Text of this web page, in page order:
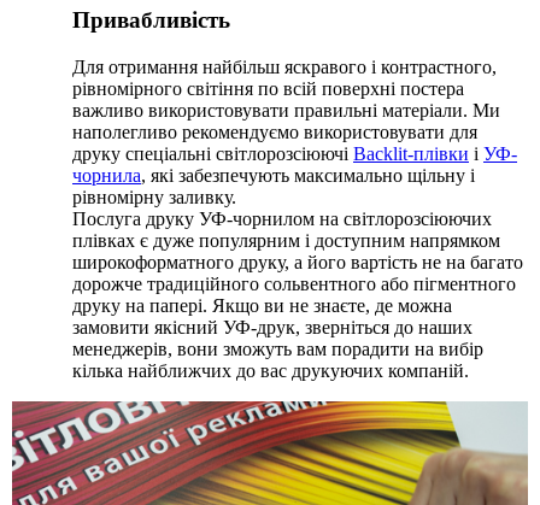
Привабливість
Для отримання найбільш яскравого і контрастного,
рівномірного світіння по всій поверхні постера
важливо використовувати правильні матеріали. Ми
наполегливо рекомендуємо використовувати для
друку спеціальні світлорозсіюючі Backlit-плівки і УФ-
чорнила, які забезпечують максимально щільну і
рівномірну заливку.
Послуга друку УФ-чорнилом на світлорозсіюючих
плівках є дуже популярним і доступним напрямком
широкоформатного друку, а його вартість не на багато
дорожче традиційного сольвентного або пігментного
друку на папері. Якщо ви не знаєте, де можна
замовити якісний УФ-друк, зверніться до наших
менеджерів, вони зможуть вам порадити на вибір
кілька найближчих до вас друкуючих компаній.